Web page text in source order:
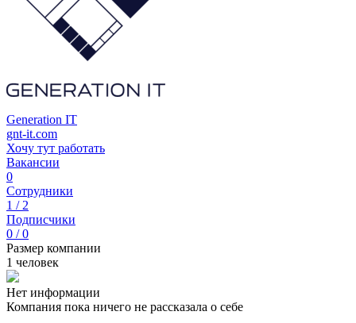
Generation IT
gnt-it.com
Хочу тут работать
Вакансии
0
Сотрудники
1 / 2
Подписчики
0 / 0
Размер компании
1 человек
Нет информации
Компания пока ничего не рассказала о себе